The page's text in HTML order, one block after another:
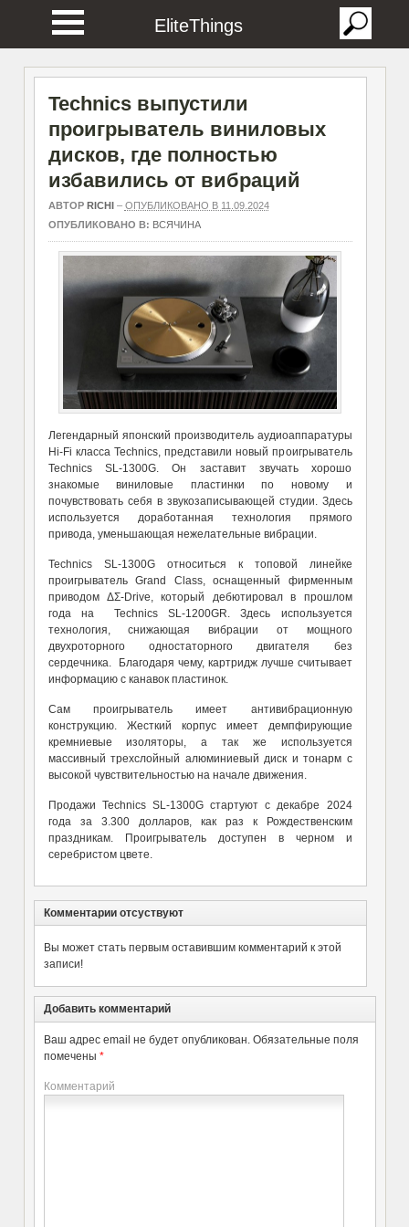
EliteThings
Technics выпустили
проигрыватель виниловых
дисков, где полностью
избавились от вибраций
АВТОР RICHI– ОПУБЛИКОВАНО В 11.09.2024
ОПУБЛИКОВАНО В: ВСЯЧИНА
Легендарный японский производитель аудиоаппаратуры
Hi-Fi класса Technics, представили новый проигрыватель
Technics SL-1300G. Он заставит звучать хорошо
знакомые виниловые пластинки по новому и
почувствовать себя в звукозаписывающей студии. Здесь
используется доработанная технология прямого
привода, уменьшающая нежелательные вибрации.
Technics SL-1300G относиться к топовой линейке
проигрыватель Grand Class, оснащенный фирменным
приводом ΔΣ-Drive, который дебютировал в прошлом
года на Technics SL-1200GR. Здесь используется
технология, снижающая вибрации от мощного
двухроторного одностаторного двигателя без
сердечника. Благодаря чему, картридж лучше считывает
информацию с канавок пластинок.
Сам проигрыватель имеет антивибрационную
конструкцию. Жесткий корпус имеет демпфирующие
кремниевые изоляторы, а так же используется
массивный трехслойный алюминиевый диск и тонарм с
высокой чувствительностью на начале движения.
Продажи Technics SL-1300G стартуют с декабре 2024
года за 3.300 долларов, как раз к Рождественским
праздникам. Проигрыватель доступен в черном и
серебристом цвете.
Комментарии отсуствуют
Вы может стать первым оставившим комментарий к этой
записи!
Добавить комментарий
Ваш адрес email не будет опубликован. Обязательные поля
помечены *
Комментарий